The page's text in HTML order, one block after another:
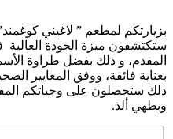
بزيارتكم لمطعم ” لاغيني
ستكتشفون ميزة الجودة
المقدم، و ذلك بفضل طراوة
بعناية فائقة، ووفق المعايير
ذلك ستحصلون على وجباتكم
وبطهي ألذ.